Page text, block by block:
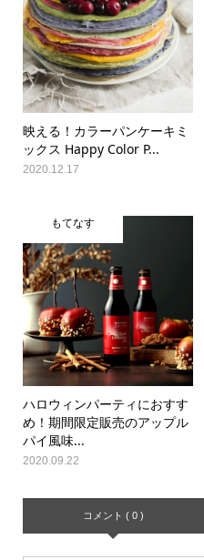
映える！カラーパンケーキミ
ックス Happy Color P...
2020.12.17
もてなす
ハロウィンパーティにおすす
め！期間限定販売のアップル
パイ風味...
2020.09.22
コメント ( 0 )